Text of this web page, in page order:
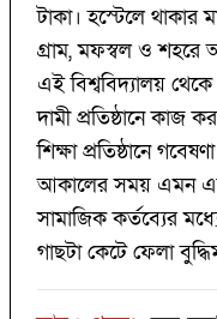
টাকা। হস্টেলে
গ্ৰাম, মফস্বল ও শহরে
এই বিশ্ববিদ্যালয়
দামী প্রতিষ্ঠানে কাজ
শিক্ষা প্রতিষ্ঠানে
আকালের সময় এমন
সামাজিক কর্তব্যের
গাছটা কেটে ফেলা